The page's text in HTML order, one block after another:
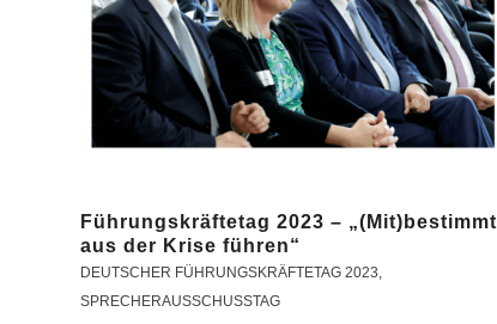
Führungskräftetag 2023 – „(Mit)bestimmt
aus der Krise führen“
DEUTSCHER FÜHRUNGSKRÄFTETAG 2023
SPRECHERAUSSCHUSSTAG